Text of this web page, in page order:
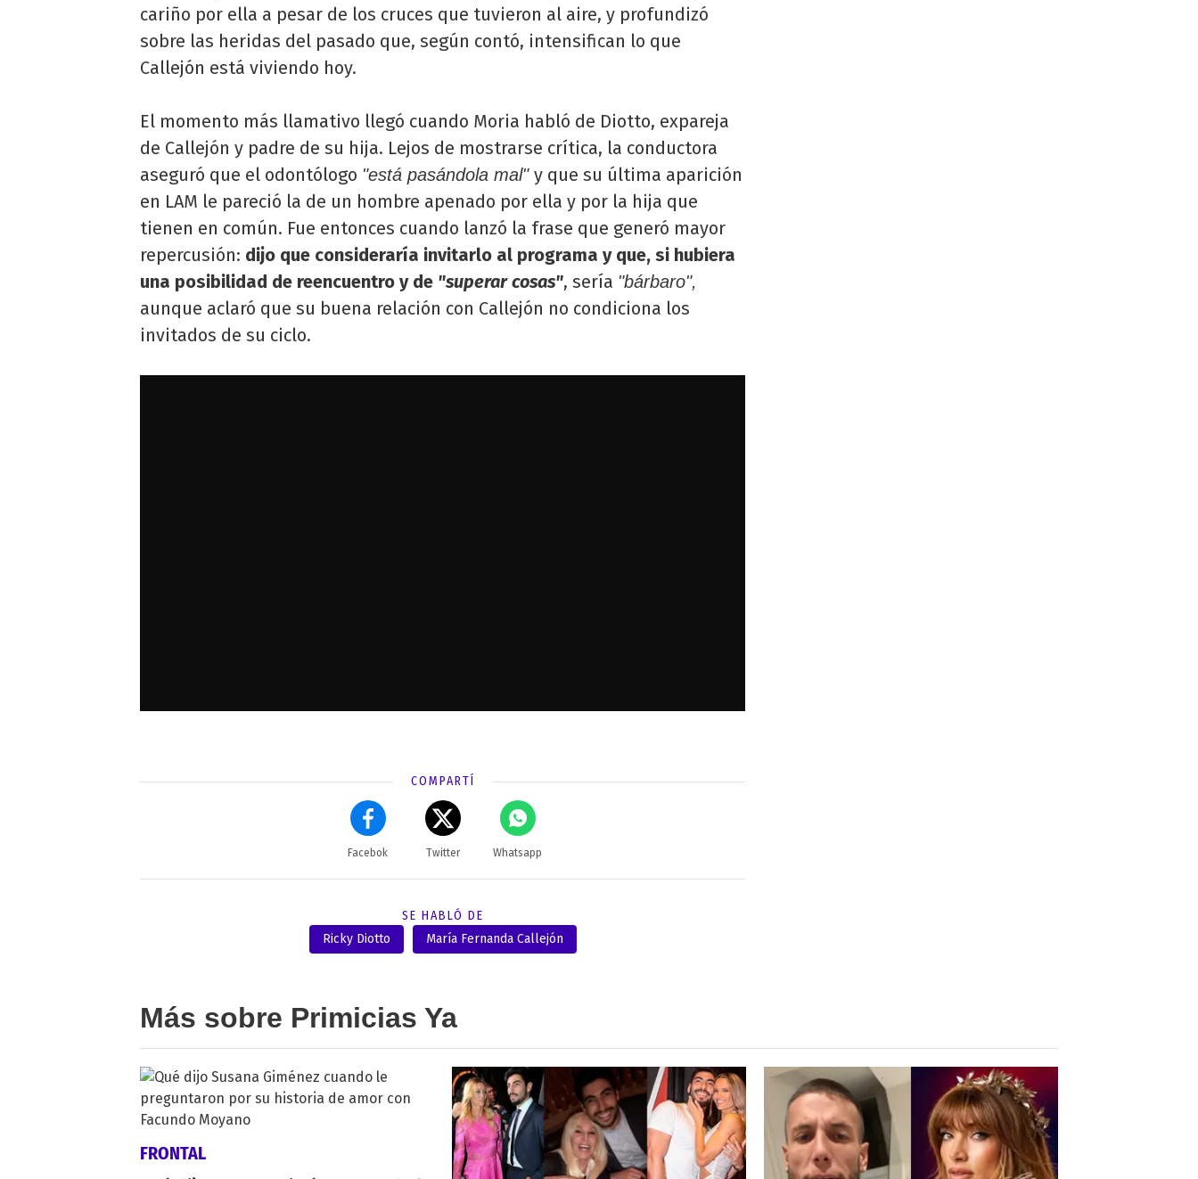
cariño por ella a pesar de los cruces que tuvieron al aire, y profundizó
sobre las heridas del pasado que, según contó, intensifican lo que
Callejón está viviendo hoy.
El momento más llamativo llegó cuando Moria habló de Diotto, expareja
de Callejón y padre de su hija. Lejos de mostrarse crítica, la conductora
aseguró que el odontólogo "está pasándola mal" y que su última aparición
en LAM le pareció la de un hombre apenado por ella y por la hija que
tienen en común. Fue entonces cuando lanzó la frase que generó mayor
repercusión: dijo que consideraría invitarlo al programa y que, si hubiera
una posibilidad de reencuentro y de "superar cosas", sería "bárbaro",
aunque aclaró que su buena relación con Callejón no condiciona los
invitados de su ciclo.
COMPARTÍ
Facebok Twitter Whatsapp
SE HABLÓ DE
Ricky Diotto
María Fernanda Callejón
Más sobre Primicias Ya
FRONTAL